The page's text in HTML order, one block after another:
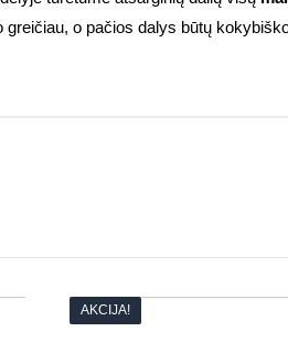
o pačios dalys būtų
AKCIJA!